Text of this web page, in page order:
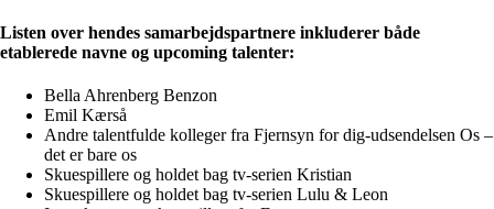
Listen over hendes samarbejdspartnere inkluderer både
etablerede navne og upcoming talenter:
Bella Ahrenberg Benzon
Emil Kærså
Andre talentfulde kolleger fra Fjernsyn for dig-udsendelsen Os –
det er bare os
Skuespillere og holdet bag tv-serien Kristian
Skuespillere og holdet bag tv-serien Lulu & Leon